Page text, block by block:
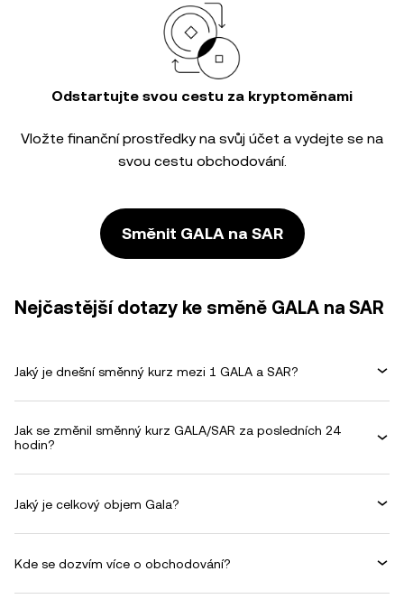
Odstartujte svou cestu za kryptoměnami
Vložte finanční prostředky na svůj účet a vydejte se na
svou cestu obchodování.
Směnit GALA na SAR
Nejčastější dotazy ke směně GALA na SAR
Jaký je dnešní směnný kurz mezi 1 GALA a SAR?
Jak se změnil směnný kurz GALA/SAR za posledních 24
hodin?
Jaký je celkový objem Gala?
Kde se dozvím více o obchodování?